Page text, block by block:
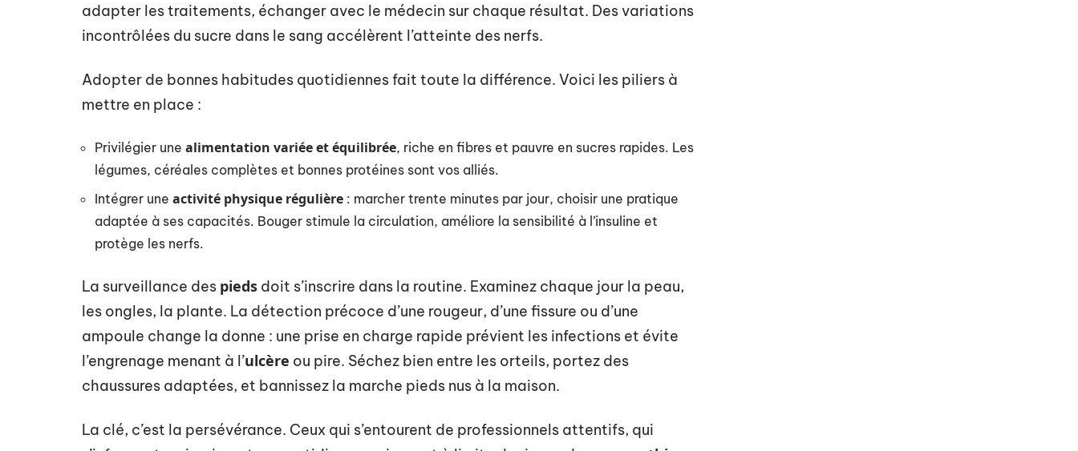
adapter les traitements, échanger avec le médecin sur chaque résultat. Des variations
incontrôlées du sucre dans le sang accélèrent l’atteinte des nerfs.
Adopter de bonnes habitudes quotidiennes fait toute la différence. Voici les piliers à
mettre en place :
Privilégier une alimentation variée et équilibrée, riche en fibres et pauvre en sucres rapides. Les
légumes, céréales complètes et bonnes protéines sont vos alliés.
Intégrer une activité physique régulière : marcher trente minutes par jour, choisir une pratique
adaptée à ses capacités. Bouger stimule la circulation, améliore la sensibilité à l’insuline et
protège les nerfs.
La surveillance des pieds doit s’inscrire dans la routine. Examinez chaque jour la peau,
les ongles, la plante. La détection précoce d’une rougeur, d’une fissure ou d’une
ampoule change la donne : une prise en charge rapide prévient les infections et évite
l’engrenage menant à l’ulcère ou pire. Séchez bien entre les orteils, portez des
chaussures adaptées, et bannissez la marche pieds nus à la maison.
La clé, c’est la persévérance. Ceux qui s’entourent de professionnels attentifs, qui